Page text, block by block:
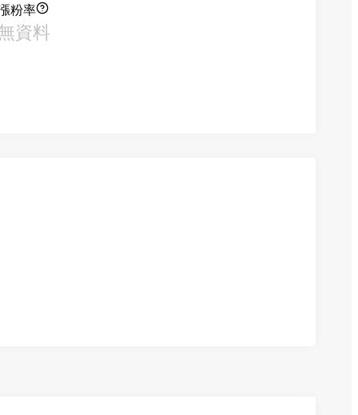
粉率
資料